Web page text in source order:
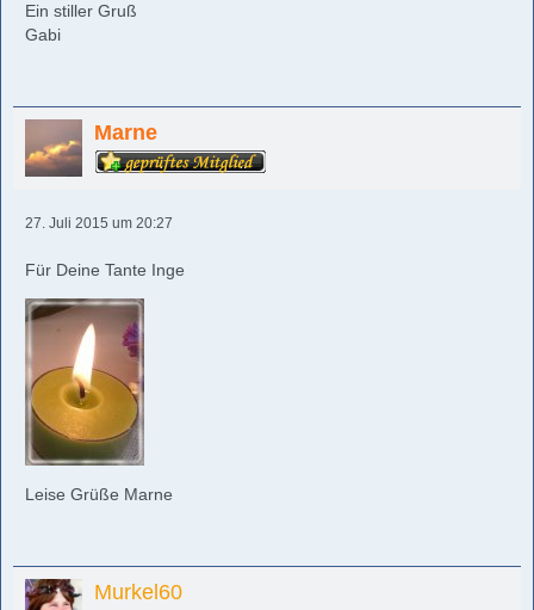
Ein stiller Gruß
Gabi
Marne
27. Juli 2015 um 20:27
Für Deine Tante Inge
Leise Grüße Marne
Murkel60